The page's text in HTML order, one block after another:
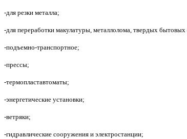
-для резки металла;
-для переработки макулатуры, металлолома, твердых
-подъемно-транспортное;
-прессы;
-термопластавтоматы;
-энергетические установки;
-ветряки;
-гидравлические сооружения и электростанции;